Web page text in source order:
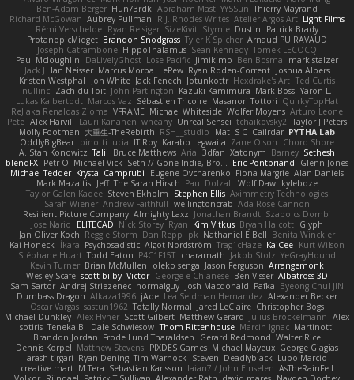
Ben-Adam Berger Hun73rdk Abraham Mast YYSSun Thierry Mayrand
Richard McGowan Aubrey Pullman R.J. Rhodes Writes Atelier Argos Art Light Films
Rémi Verschelde Ryan Reisiger SizeKivit Stymie Dustin
Patrick Brady
ProtanopicMidget Brandon Snodgrass Tyler K Spicher Arnaud PUIRAVAUD
Joseph Catrambone HippoThalamus Sean Kennedy Tomek LECOCQ
Paul Mcloughlin
DaLivelyGhost Lose Pacific Jimikimo Ben Bosma
mark stalzer
Jack J
Ian Neisser Marcus Morba LePew Ryan Roden-Corrent Joshua Albers
Kristen Westphal
Jon White Jack Fenech Jotunkottr Hexdrake's Art Ted Curtis
nullinc Zach du Toit John Partington Kazuki Kamimura Mark Boss Yaron L.
Lukas Kalbertodt Marcos Vaz Sébastien Tricoire Masanori Tottori QuirkyTopHat
ReJ aka Renaldas Zioma VFRAME Michael Whiteside Wolfer Moyens Arturo Leone
Pete Alex Harvill Lauri Kananen wheany Unreal Sensei tchaikovsky2 Taylor J Peters
Molly Footman 大重生-TheRebirth RSH__studio Mat S C Cailrdar PYTHA Lab
OddlyBigBear binotti lucia IT Roy Karabo Legwaila Zane Olson
Chord Shore
A. Stan Konowitz Talii Bruce Matthews Aria 3dfan Xatonym Barney Sethesh
blendFX Petr O Michael Vick Seth // Gone Indie, Bro... Eric Pontbriand
Glenn Jones
Michael Tedder Krystal Camprubi Eugene Ovcharenko Fiona Margrie Alan Daniels
Mark Mazaitis Jeff The Sarah Hirsch Paul Dolzall Wolf Daw kyleboze
Taylor Galen Kadee Steven Ekholm Stephen Ellis Aximmetry Technologies
Sarah Wiener Andrew Faithfull wellingtoncrab Ada Rose Cannon
Resilient Picture Company Almighty Laxz Jonathan Brandt Szabolcs Dombi
Jose Nario
ELITECAD Nick Storey Ryan Kim Vitkus Bryan Halcott Glyph
Jan Oliver Koch Reggie Storm Dan Repp pk Nathaniel E Bell Benita Winckler
Kai Honeck Íkara Psychosadistic Algot Nordström Trag1cHaze KaiCee Kurt Wilson
Stéphane Huart Todd Eaton P4C1F15T charamath Jakob Stolz YeGrayHound
Kevin Turner Brian McMullen oleko senga Jason Ferguson Arrangemonk
Wesley Scafe scott bilby Victor George e Chianese Ben Visser Albatross 3D
Sam Sartor Andrej Striezenec normalguy Josh Macdonald Pafka Byeong Chul JIN
Dumbass Dragon Alkaza1996 jAde Lea Seidman Hernandez Alexander Becker
Oscar Vargas sastun1962 Totally Normal Jared LeClaire Christopher Bogs
Michael Dunkley Alex Hyner Scott Gilbert Matthew Gerard Julius Brockelmann Alex
sotiris Teneka B. Dale Schwiesow Thom Rittenhouse Marcin Ignac Martinotti
Brandon Jordan Frode Lund Tharaldsen Gerard Redmond Walter Rice
Dennis Korpel Matthew Stevens PIXDES Games Michael Mayeux George Giagias
arash tirgari Ryan Dening Tim Warnock Steven Deadlyblack Lupo Marcio
creative mart M Tera Sebastian Karlsson Iaian7 / John Einselen AsTheRainFell